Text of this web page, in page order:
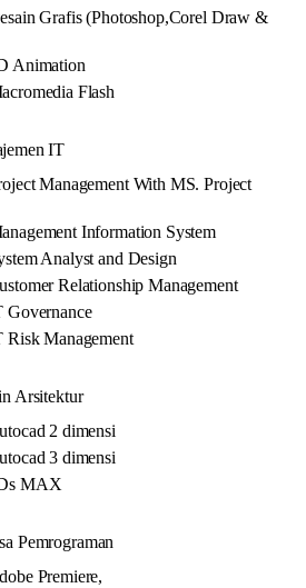
Grafis (Photoshop,Corel Draw &
Animation
Flash
IT
Management With MS. Project
Information System
Analyst and Design
Relationship Management
Governance
Management
Arsitektur
2 dimensi
3 dimensi
MAX
Pemrograman
Premiere,